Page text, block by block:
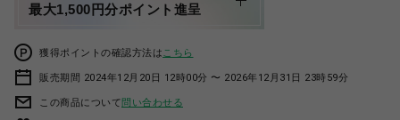
最大1,500円分ポイント進呈
獲得ポイントの確認方法は こちら
販売期間 2024年12月20日 12時00分 〜 2026年12月31日 23時59分
この商品について問い合わせる